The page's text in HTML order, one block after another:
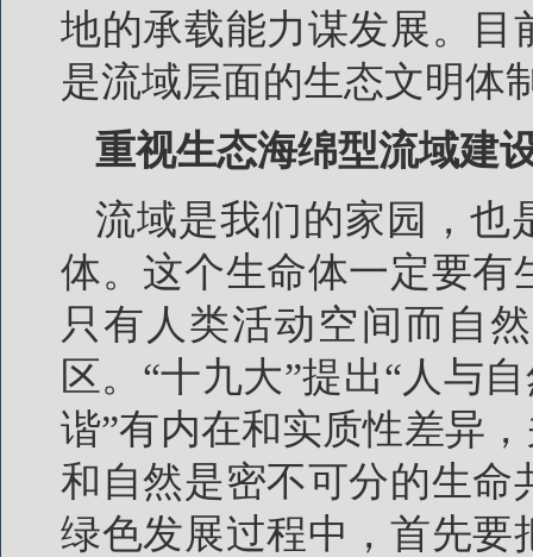
地的承载能力谋发展。目
是流域层面的生态文明体
重视生态海绵型流域建
流域是我们的家园，也
体。这个生命体一定要有
只有人类活动空间而自
区。“十九大”提出“人与
谐”有内在和实质性差异
和自然是密不可分的生命
绿色发展过程中，首先要